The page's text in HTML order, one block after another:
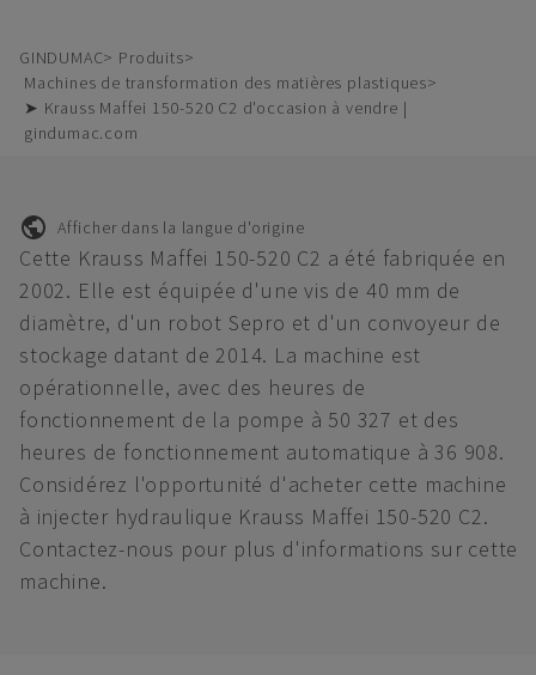
GINDUMAC
Produits
Machines de transformation des matières plastiques
➤ Krauss Maffei 150-520 C2 d'occasion à vendre |
gindumac.com
Afficher dans la langue d'origine
Cette Krauss Maffei 150-520 C2 a été fabriquée en
2002. Elle est équipée d'une vis de 40 mm de
diamètre, d'un robot Sepro et d'un convoyeur de
stockage datant de 2014. La machine est
opérationnelle, avec des heures de
fonctionnement de la pompe à 50 327 et des
heures de fonctionnement automatique à 36 908.
Considérez l'opportunité d'acheter cette machine
à injecter hydraulique Krauss Maffei 150-520 C2.
Contactez-nous pour plus d'informations sur cette
machine.